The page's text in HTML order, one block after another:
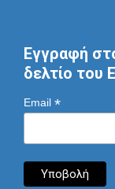
Εγγραφή
δελτίο του
Email *